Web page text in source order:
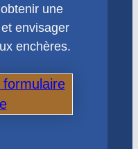
une
envisager
enchères.